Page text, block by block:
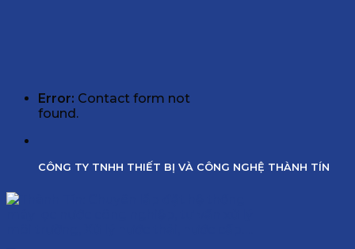
Error: Contact form not
found.
CÔNG TY TNHH THIẾT BỊ VÀ CÔNG NGHỆ THÀNH TÍN